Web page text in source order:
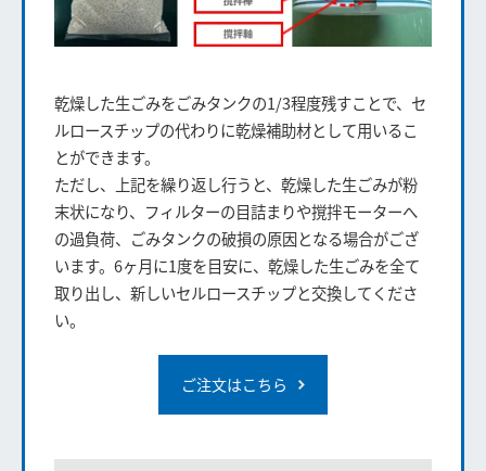
乾燥した生ごみをごみタンクの1/3程度残すことで、セ
ルロースチップの代わりに乾燥補助材として用いるこ
とができます。
ただし、上記を繰り返し行うと、乾燥した生ごみが粉
末状になり、フィルターの目詰まりや撹拌モーターへ
の過負荷、ごみタンクの破損の原因となる場合がござ
います。6ヶ月に1度を目安に、乾燥した生ごみを全て
取り出し、新しいセルロースチップと交換してくださ
い。
ご注文はこちら